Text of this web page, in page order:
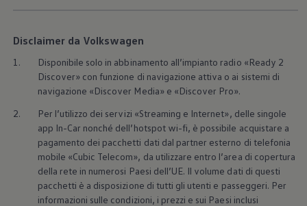
Disclaimer da Volkswagen
1.
Disponibile solo in abbinamento all’impianto radio «Ready 2
Discover» con funzione di navigazione attiva o ai sistemi di
navigazione «Discover Media» e «Discover Pro».
2.
Per l’utilizzo dei servizi «Streaming e Internet», delle singole
app In-Car nonché dell’hotspot wi-fi, è possibile acquistare a
pagamento dei pacchetti dati dal partner esterno di telefonia
mobile «Cubic Telecom», da utilizzare entro l’area di copertura
della rete in numerosi Paesi dell’UE. Il volume dati di questi
pacchetti è a disposizione di tutti gli utenti e passeggeri. Per
informazioni sulle condizioni, i prezzi e sui Paesi inclusi